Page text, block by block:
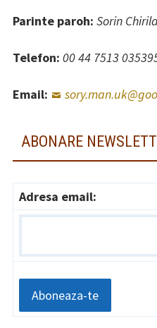
Parinte paroh: Sorin Chirila
Telefon: 00 44 7513
Email:
ABONARE
Adresa email: